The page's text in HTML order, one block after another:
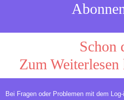
Schon
Zum
Bei Fragen oder Problemen mit dem